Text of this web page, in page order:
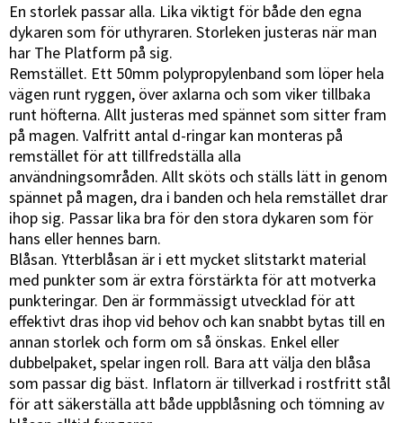
En storlek passar alla. Lika viktigt för både den egna
dykaren som för uthyraren. Storleken justeras när man
har The Platform på sig.
Remstället. Ett 50mm polypropylenband som löper hela
vägen runt ryggen, över axlarna och som viker tillbaka
runt höfterna. Allt justeras med spännet som sitter fram
på magen. Valfritt antal d-ringar kan monteras på
remstället för att tillfredställa alla
användningsområden. Allt sköts och ställs lätt in genom
spännet på magen, dra i banden och hela remstället drar
ihop sig. Passar lika bra för den stora dykaren som för
hans eller hennes barn.
Blåsan. Ytterblåsan är i ett mycket slitstarkt material
med punkter som är extra förstärkta för att motverka
punkteringar. Den är formmässigt utvecklad för att
effektivt dras ihop vid behov och kan snabbt bytas till en
annan storlek och form om så önskas. Enkel eller
dubbelpaket, spelar ingen roll. Bara att välja den blåsa
som passar dig bäst. Inflatorn är tillverkad i rostfritt stål
för att säkerställa att både uppblåsning och tömning av